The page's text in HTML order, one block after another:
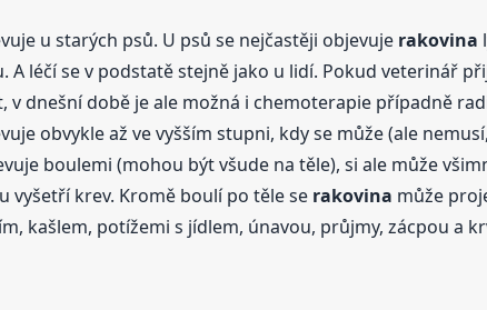
u starých psů. U psů se nejčastěji objevuje rakovina
A léčí se v podstatě stejně jako u lidí. Pokud veterinář
dnešní době je ale možná i chemoterapie případně
obvykle až ve vyšším stupni, kdy se může (ale
boulemi (mohou být všude na těle), si ale může
vyšetří krev. Kromě boulí po těle se rakovina může
kašlem, potížemi s jídlem, únavou, průjmy, zácpou a